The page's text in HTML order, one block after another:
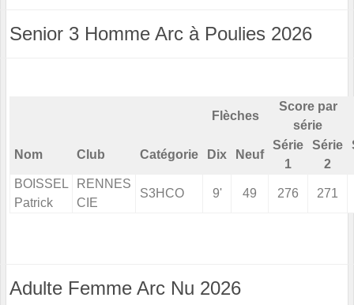
Senior 3 Homme Arc à Poulies 2026
Flèches
Score par
série
Nom Club Catégorie Dix Neuf
Série
1
Série
2
BOISSEL
Patrick
RENNES
CIE
S3HCO 9' 49 276 271
Adulte Femme Arc Nu 2026